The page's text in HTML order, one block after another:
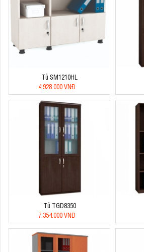
Tủ SM1210HL
4.928.000 VNĐ
Tủ TGD8350
7.354.000 VNĐ